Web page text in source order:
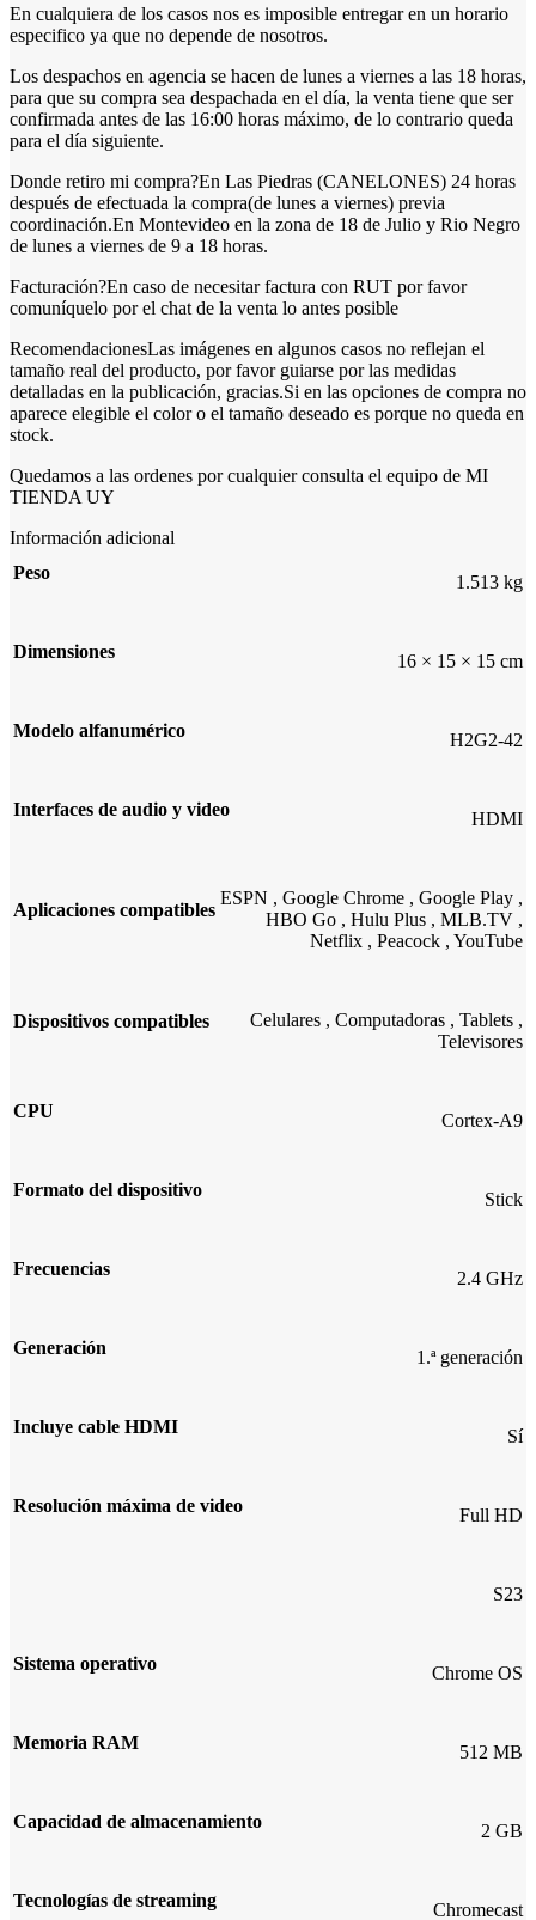
En cualquiera de los casos nos es imposible entregar en un horario
especifico ya que no depende de nosotros.
Los despachos en agencia se hacen de lunes a viernes a las 18 horas,
para que su compra sea despachada en el día, la venta tiene que ser
confirmada antes de las 16:00 horas máximo, de lo contrario queda
para el día siguiente.
Donde retiro mi compra?En Las Piedras (CANELONES) 24 horas
después de efectuada la compra(de lunes a viernes) previa
coordinación.En Montevideo en la zona de 18 de Julio y Rio Negro
de lunes a viernes de 9 a 18 horas.
Facturación?En caso de necesitar factura con RUT por favor
comuníquelo por el chat de la venta lo antes posible
RecomendacionesLas imágenes en algunos casos no reflejan el
tamaño real del producto, por favor guiarse por las medidas
detalladas en la publicación, gracias.Si en las opciones de compra no
aparece elegible el color o el tamaño deseado es porque no queda en
stock.
Quedamos a las ordenes por cualquier consulta el equipo de MI
TIENDA UY
Información adicional
Peso
1.513 kg
Dimensiones 16 × 15 × 15 cm
Modelo alfanumérico H2G2-42
Interfaces de audio y video HDMI
Aplicaciones compatibles
ESPN , Google Chrome , Google Play ,
HBO Go , Hulu Plus , MLB.TV ,
Netflix , Peacock , YouTube
Dispositivos compatibles Celulares , Computadoras , Tablets ,
Televisores
CPU Cortex-A9
Formato del dispositivo Stick
Frecuencias 2.4 GHz
Generación 1.ª generación
Incluye cable HDMI Sí
Resolución máxima de video Full HD
S23
Sistema operativo Chrome OS
Memoria RAM 512 MB
Capacidad de almacenamiento 2 GB
Tecnologías de streaming Chromecast